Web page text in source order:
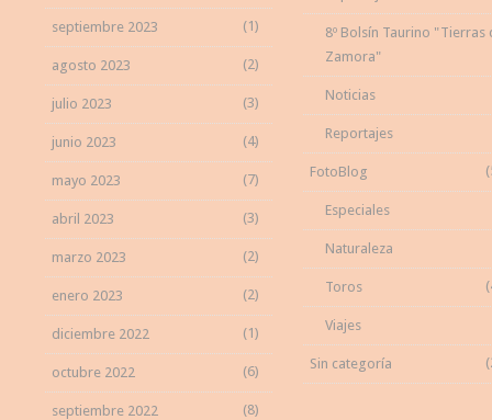
septiembre 2023 (1)
agosto 2023 (2)
julio 2023 (3)
junio 2023 (4)
mayo 2023 (7)
abril 2023 (3)
marzo 2023 (2)
enero 2023 (2)
diciembre 2022 (1)
octubre 2022 (6)
septiembre 2022 (8)
8º Bolsín Taurino "Tierras
Zamora"
Noticias
Reportajes
FotoBlog
Especiales
Naturaleza
Toros
Viajes
Sin categoría